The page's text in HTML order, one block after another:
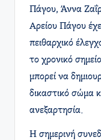
Πάγου, Άννα
Αρείου Πάγου
πειθαρχικό
το χρονικό
μπορεί να
δικαστικό σώμα
ανεξαρτησία. ​
Η σημερινή